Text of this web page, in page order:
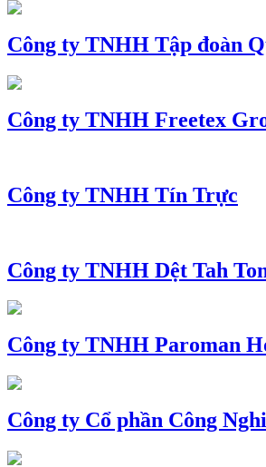
Công ty TNHH Tập đoàn
Công ty TNHH Freetex
Công ty TNHH Tín Trực
Công ty TNHH Dệt Tah
Công ty TNHH Paroman
Công ty Cổ phần Công